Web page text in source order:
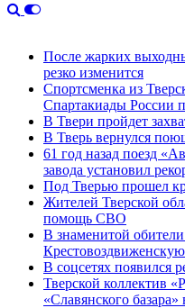
После жарких
резко изменится
Спортсменка из
Спартакиады России
В Твери пройдет
В Тверь вернулся
61 год назад поезд
завода установил
Под Тверью прошел
Жителей Тверской
помощь СВО
В знаменитой
В соцсетях появился
Тверской коллектив
«Славянского базара»